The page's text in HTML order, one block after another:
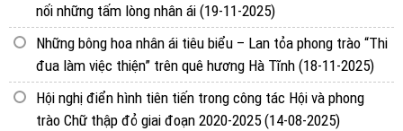
nối những tấm lòng nhân ái (19-11-2025)
Những bông hoa nhân ái tiêu biểu – Lan tỏa phong trào “Thi
đua làm việc thiện” trên quê hương Hà Tĩnh (18-11-2025)
Hội nghị điển hình tiên tiến trong công tác Hội và phong
trào Chữ thập đỏ giai đoạn 2020-2025 (14-08-2025)